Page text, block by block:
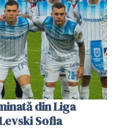
din Liga
Sofia